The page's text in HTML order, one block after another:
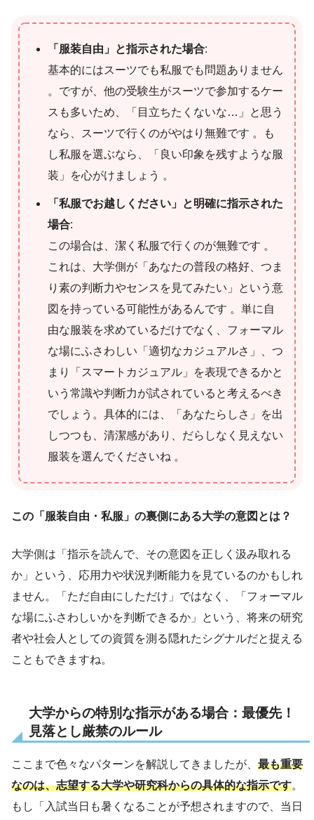
「服装自由」と指示された場合:
基本的にはスーツでも私服でも問題ありません
。ですが、他の受験生がスーツで参加するケー
スも多いため、「目立ちたくないな…」と思う
なら、スーツで行くのがやはり無難です 。も
し私服を選ぶなら、「良い印象を残すような服
装」を心がけましょう 。
「私服でお越しください」と明確に指示された
場合:
この場合は、潔く私服で行くのが無難です 。
これは、大学側が「あなたの普段の格好、つま
り素の判断力やセンスを見てみたい」という意
図を持っている可能性があるんです 。単に自
由な服装を求めているだけでなく、フォーマル
な場にふさわしい「適切なカジュアルさ」、つ
まり「スマートカジュアル」を表現できるかと
いう常識や判断力が試されていると考えるべき
でしょう。具体的には、「あなたらしさ」を出
しつつも、清潔感があり、だらしなく見えない
服装を選んでくださいね 。
この「服装自由・私服」の裏側にある大学の意図とは？
大学側は「指示を読んで、その意図を正しく汲み取れる
か」という、応用力や状況判断能力を見ているのかもしれ
ません。「ただ自由にしただけ」ではなく、「フォーマル
な場にふさわしいかを判断できるか」という、将来の研究
者や社会人としての資質を測る隠れたシグナルだと捉える
こともできますね。
大学からの特別な指示がある場合：最優先！
見落とし厳禁のルール
ここまで色々なパターンを解説してきましたが、 最も重要
なのは、志望する大学や研究科からの具体的な指示です。
もし「入試当日も暑くなることが予想されますので、当日